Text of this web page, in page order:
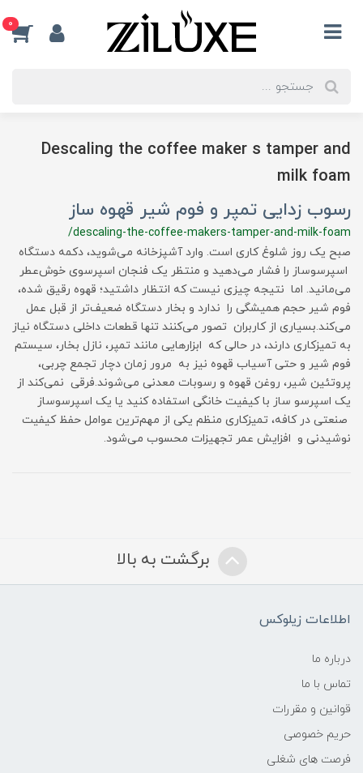
0
Descaling the coffee maker s tamper and
milk foam
رسوب زدایی تمپر و فوم شیر قهوه ساز
/descaling-the-coffee-makers-tamper-and-milk-foam
صبح یک روز شلوغ کاری است. وارد آشپزخانه می‌شوید، دکمه دستگاه
اسپرسوساز را فشار می‌دهید و منتظر یک فنجان اسپرسوی خوش‌عطر
می‌مانید. اما نتیجه چیزی نیست که انتظار داشتید؛ قهوه رقیق شده،
فوم شیر حجم همیشگی را ندارد و بخار دستگاه ضعیف‌تر از قبل عمل
می‌کند.بسیاری از کاربران تصور می‌کنند تنها قطعات داخلی دستگاه نیاز
به تمیزکاری دارند، در حالی که ابزارهایی مانند تمپر، نازل بخار، سیستم
فوم شیر و حتی آسیاب قهوه نیز به مرور زمان دچار تجمع چربی،
پروتئین شیر، روغن قهوه و رسوبات معدنی می‌شوند.فرقی نمی‌کند از
یک اسپرسو ساز با کیفیت خانگی استفاده کنید یا یک اسپرسوساز
صنعتی در کافه، تمیزکاری منظم یکی از مهم‌ترین عوامل حفظ کیفیت
نوشیدنی و افزایش عمر تجهیزات محسوب می‌شود.
برگشت به بالا
اطلاعات زیلوکس
درباره ما
تماس با ما
قوانین و مقررات
حریم خصوصی
فرصت های شغلی